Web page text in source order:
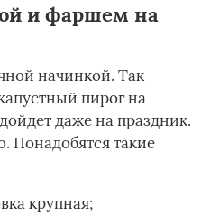
и фаршем на
начинкой. Так
пирог на
даже на праздник.
Понадобятся такие
крупная;